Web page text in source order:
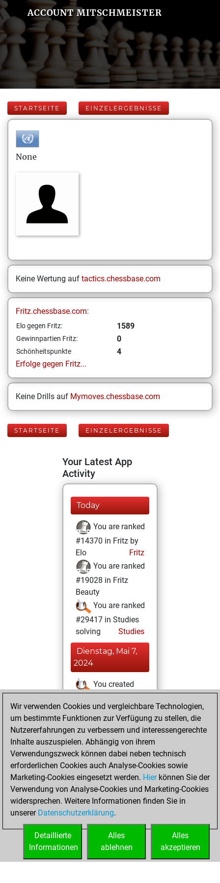
ACCOUNT MITSCHMEISTER
STARTSEITE EINZELERGEBNISSE
None
Keine Wertung auf tactics.chessbase.com
Fritz.chessbase.com:
Elo gegen Fritz: 1589
Gewinnpartien Fritz: 0
Schönheitspunkte
4
Erfolge gegen Fritz...
Keine Drills auf Mymoves.chessbase.com
STARTSEITE EINZELERGEBNISSE
Your Latest App
Activity
Today
You are ranked
#14370 in Fritz by
Elo
Fritz
You are ranked
#19028 in Fritz
Beauty
You are ranked
#29417 in Studies
solving
Studies
Dienstag, Mai 7,
2024
You created
Studies
Sonntag,
Februar 25, 2024
You achieved a
BeautyScore of 4
Fritz
You
achieved a new Elo
of 1589
You created
your Fritz account
Wir verwenden Cookies und vergleichbare Technologien,
um bestimmte Funktionen zur Verfügung zu stellen, die
Nutzererfahrungen zu verbessern und interessengerechte
Inhalte auszuspielen. Abhängig von ihrem
Verwendungszweck können dabei neben technisch
erforderlichen Cookies auch Analyse-Cookies sowie
Marketing-Cookies eingesetzt werden. Hierkönnen Sie der
Verwendung von Analyse-Cookies und Marketing-Cookies
widersprechen. Weitere Informationen finden Sie in
unserer Datenschutzerklärung.
Alles
akzeptieren
Alles
ablehnen
Detaillierte
Informationen